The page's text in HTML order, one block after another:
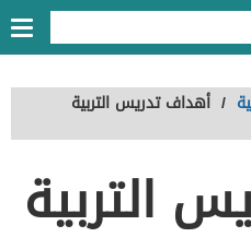
/ أهداف تدريس التربية
التربية